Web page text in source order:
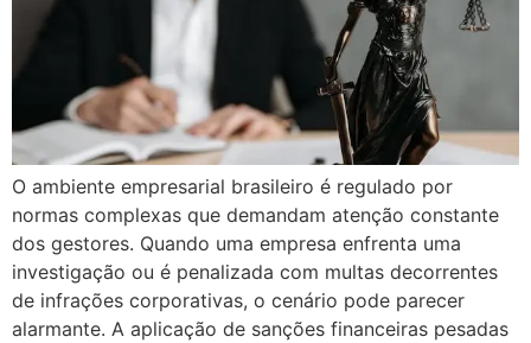
O ambiente empresarial brasileiro é regulado por
normas complexas que demandam atenção constante
dos gestores. Quando uma empresa enfrenta uma
investigação ou é penalizada com multas decorrentes
de infrações corporativas, o cenário pode parecer
alarmante. A aplicação de sanções financeiras pesadas